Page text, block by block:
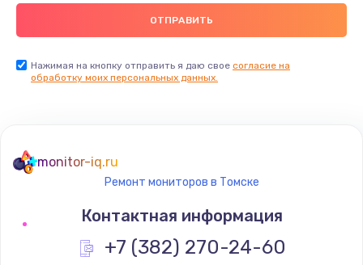
Нажимая на кнопку отправить я даю свое согласие на
обработку моих персональных данных.
monitor-iq.ru
Ремонт мониторов в Томске
Контактная информация
+7 (382) 270-24-60